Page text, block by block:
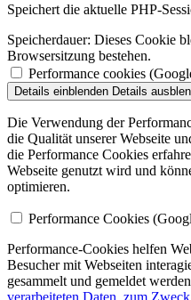
Speichert die aktuelle PHP-
Speicherdauer: Dieses Cookie
Browsersitzung bestehen.
Performance cookies
Details einblenden Details
Die Verwendung der
die Qualität unserer Webseite
die Performance Cookies
Webseite genutzt wird und
optimieren.
Performance Cookies
Performance-Cookies helfen
Besucher mit Webseiten
gesammelt und gemeldet
verarbeiteten Daten, zum